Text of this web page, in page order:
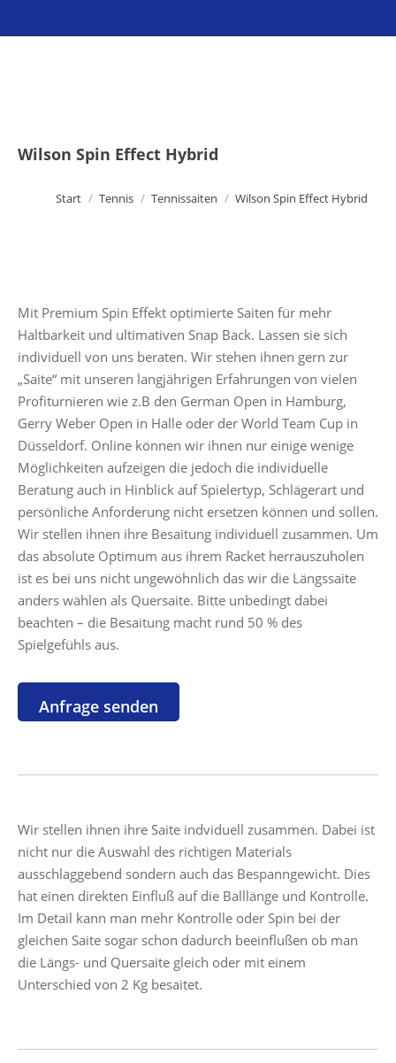
Wilson Spin Effect Hybrid
Start Tennis Tennissaiten Wilson Spin Effect Hybrid
Mit Premium Spin Effekt optimierte Saiten für mehr
Haltbarkeit und ultimativen Snap Back. Lassen sie sich
individuell von uns beraten. Wir stehen ihnen gern zur
„Saite“ mit unseren langjährigen Erfahrungen von vielen
Profiturnieren wie z.B den German Open in Hamburg,
Gerry Weber Open in Halle oder der World Team Cup in
Düsseldorf. Online können wir ihnen nur einige wenige
Möglichkeiten aufzeigen die jedoch die individuelle
Beratung auch in Hinblick auf Spielertyp, Schlägerart und
persönliche Anforderung nicht ersetzen können und sollen.
Wir stellen ihnen ihre Besaitung individuell zusammen. Um
das absolute Optimum aus ihrem Racket herrauszuholen
ist es bei uns nicht ungewöhnlich das wir die Längssaite
anders wählen als Quersaite. Bitte unbedingt dabei
beachten – die Besaitung macht rund 50 % des
Spielgefühls aus.
Wir stellen ihnen ihre Saite indviduell zusammen. Dabei ist
nicht nur die Auswahl des richtigen Materials
ausschlaggebend sondern auch das Bespanngewicht. Dies
hat einen direkten Einfluß auf die Balllänge und Kontrolle.
Im Detail kann man mehr Kontrolle oder Spin bei der
gleichen Saite sogar schon dadurch beeinflußen ob man
die Längs- und Quersaite gleich oder mit einem
Unterschied von 2 Kg besaitet.